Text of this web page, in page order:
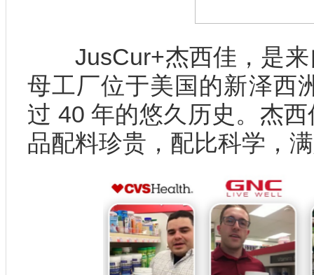
JusCur+杰西佳，是来
母工厂位于美国的新泽西
过 40 年的悠久历史。杰
品配料珍贵，配比科学，